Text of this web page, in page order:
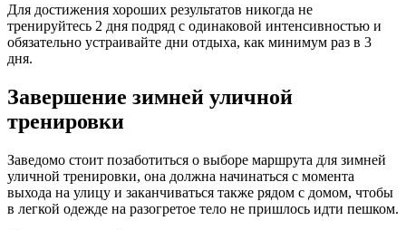
Для достижения хороших результатов никогда не
тренируйтесь 2 дня подряд с одинаковой интенсивностью и
обязательно устраивайте дни отдыха, как минимум раз в 3
дня.
Завершение зимней уличной
тренировки
Заведомо стоит позаботиться о выборе маршрута для зимней
уличной тренировки, она должна начинаться с момента
выхода на улицу и заканчиваться также рядом с домом, чтобы
в легкой одежде на разогретое тело не пришлось идти пешком.